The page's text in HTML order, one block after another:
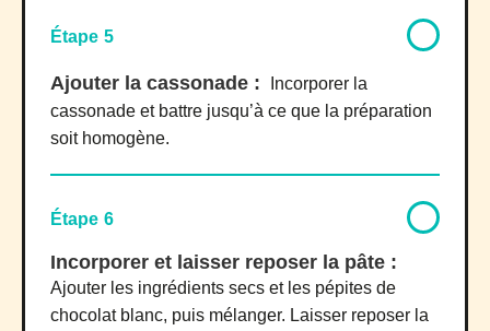
Étape 5
Ajouter la cassonade :
Incorporer la
cassonade et battre jusqu’à ce que la préparation
soit homogène.
Étape 6
Incorporer et laisser reposer la pâte :
Ajouter les ingrédients secs et les pépites de
chocolat blanc, puis mélanger. Laisser reposer la